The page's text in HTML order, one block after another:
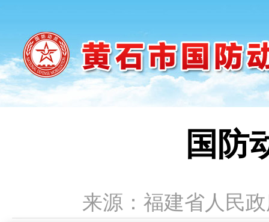
国防
来源：福建省人民